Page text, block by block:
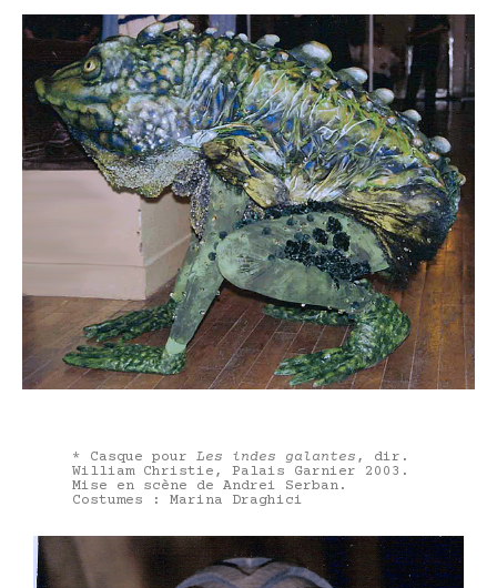
* Casque pour Les indes galantes , dir.
William Christie, Palais Garnier 2003.
Mise en scène de Andrei Serban.
Costumes : Marina Draghici